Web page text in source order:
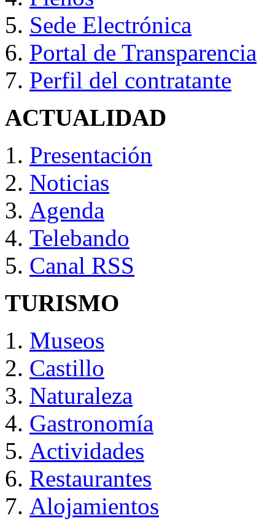
Sede Electrónica
Portal de Transparencia
Perfil del contratante
ACTUALIDAD
Presentación
Noticias
Agenda
Telebando
Canal RSS
TURISMO
Museos
Castillo
Naturaleza
Gastronomía
Actividades
Restaurantes
Alojamientos